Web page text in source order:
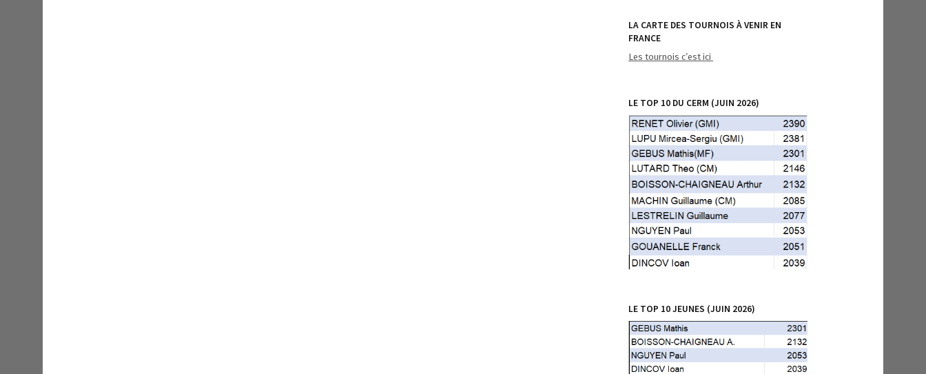
LA CARTE DES TOURNOIS À VENIR EN
FRANCE
Les tournois c’est ici
LE TOP 10 DU CERM (JUIN 2026)
LE TOP 10 JEUNES (JUIN 2026)